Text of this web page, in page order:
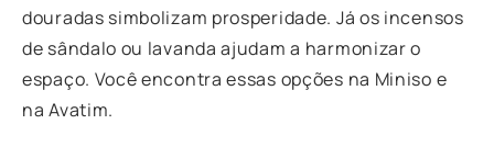
douradas simbolizam prosperidade. Já os incensos
de sândalo ou lavanda ajudam a harmonizar o
espaço. Você encontra essas opções na Miniso e
na Avatim.